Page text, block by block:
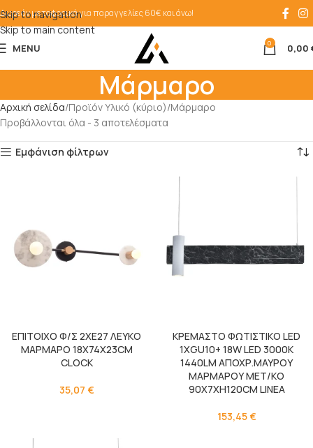
Skip to navigation
Skip to main content
Δωρεάν μεταφορικά για παραγγελίες 60€ και άνω!
MENU 0 0,00
Μάρμαρο
Αρχική σελίδα Προϊόν Υλικό (κύριο) Μάρμαρο
Προβάλλονται όλα - 3 αποτελέσματα
Εμφάνιση φίλτρων
ΕΠΙΤΟΙΧΟ Φ/Σ 2ΧΕ27 ΛΕΥΚΟ
ΜΑΡΜΑΡΟ 18Χ74X23CM
CLOCK
35,07 €
ΚΡΕΜΑΣΤΟ ΦΩΤΙΣΤΙΚΟ LED
1XGU10+ 18W LED 3000K
1440LM ΑΠΟΧΡ.ΜΑΥΡΟΥ
ΜΑΡΜΑΡΟΥ ΜΕΤ/ΚΟ
90Χ7ΧΗ120CM LINEA
153,45€